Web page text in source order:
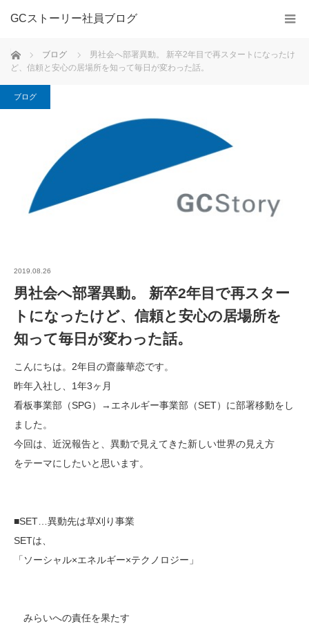
GCストーリー社員ブログ
ホーム ブログ
男社会へ部署異動。 新卒2年目で再スタートになったけ
ど、信頼と安心の居場所を知って毎日が変わった話。
ブログ
2019.08.26
男社会へ部署異動。 新卒2年目で再スター
トになったけど、信頼と安心の居場所を
知って毎日が変わった話。
こんにちは。2年目の齋藤華恋です。
昨年入社し、1年3ヶ月
看板事業部（SPG）→エネルギー事業部（SET）に部署移動をし
ました。
今回は、近況報告と、異動で見えてきた新しい世界の見え方
をテーマにしたいと思います。
■SET…異動先は草刈り事業
SETは、
「ソーシャル×エネルギー×テクノロジー」
みらいへの責任を果たす